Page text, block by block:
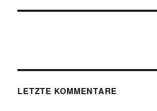
LETZTE KOMMENTARE